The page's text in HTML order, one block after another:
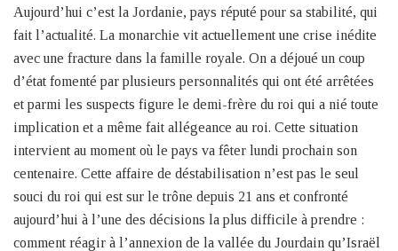
Aujourd’hui c’est la Jordanie, pays réputé pour sa stabilité, qui
fait l’actualité. La monarchie vit actuellement une crise inédite
avec une fracture dans la famille royale. On a déjoué un coup
d’état fomenté par plusieurs personnalités qui ont été arrêtées
et parmi les suspects figure le demi-frère du roi qui a nié toute
implication et a même fait allégeance au roi. Cette situation
intervient au moment où le pays va fêter lundi prochain son
centenaire. Cette affaire de déstabilisation n’est pas le seul
souci du roi qui est sur le trône depuis 21 ans et confronté
aujourd’hui à l’une des décisions la plus difficile à prendre :
comment réagir à l’annexion de la vallée du Jourdain qu’Israël